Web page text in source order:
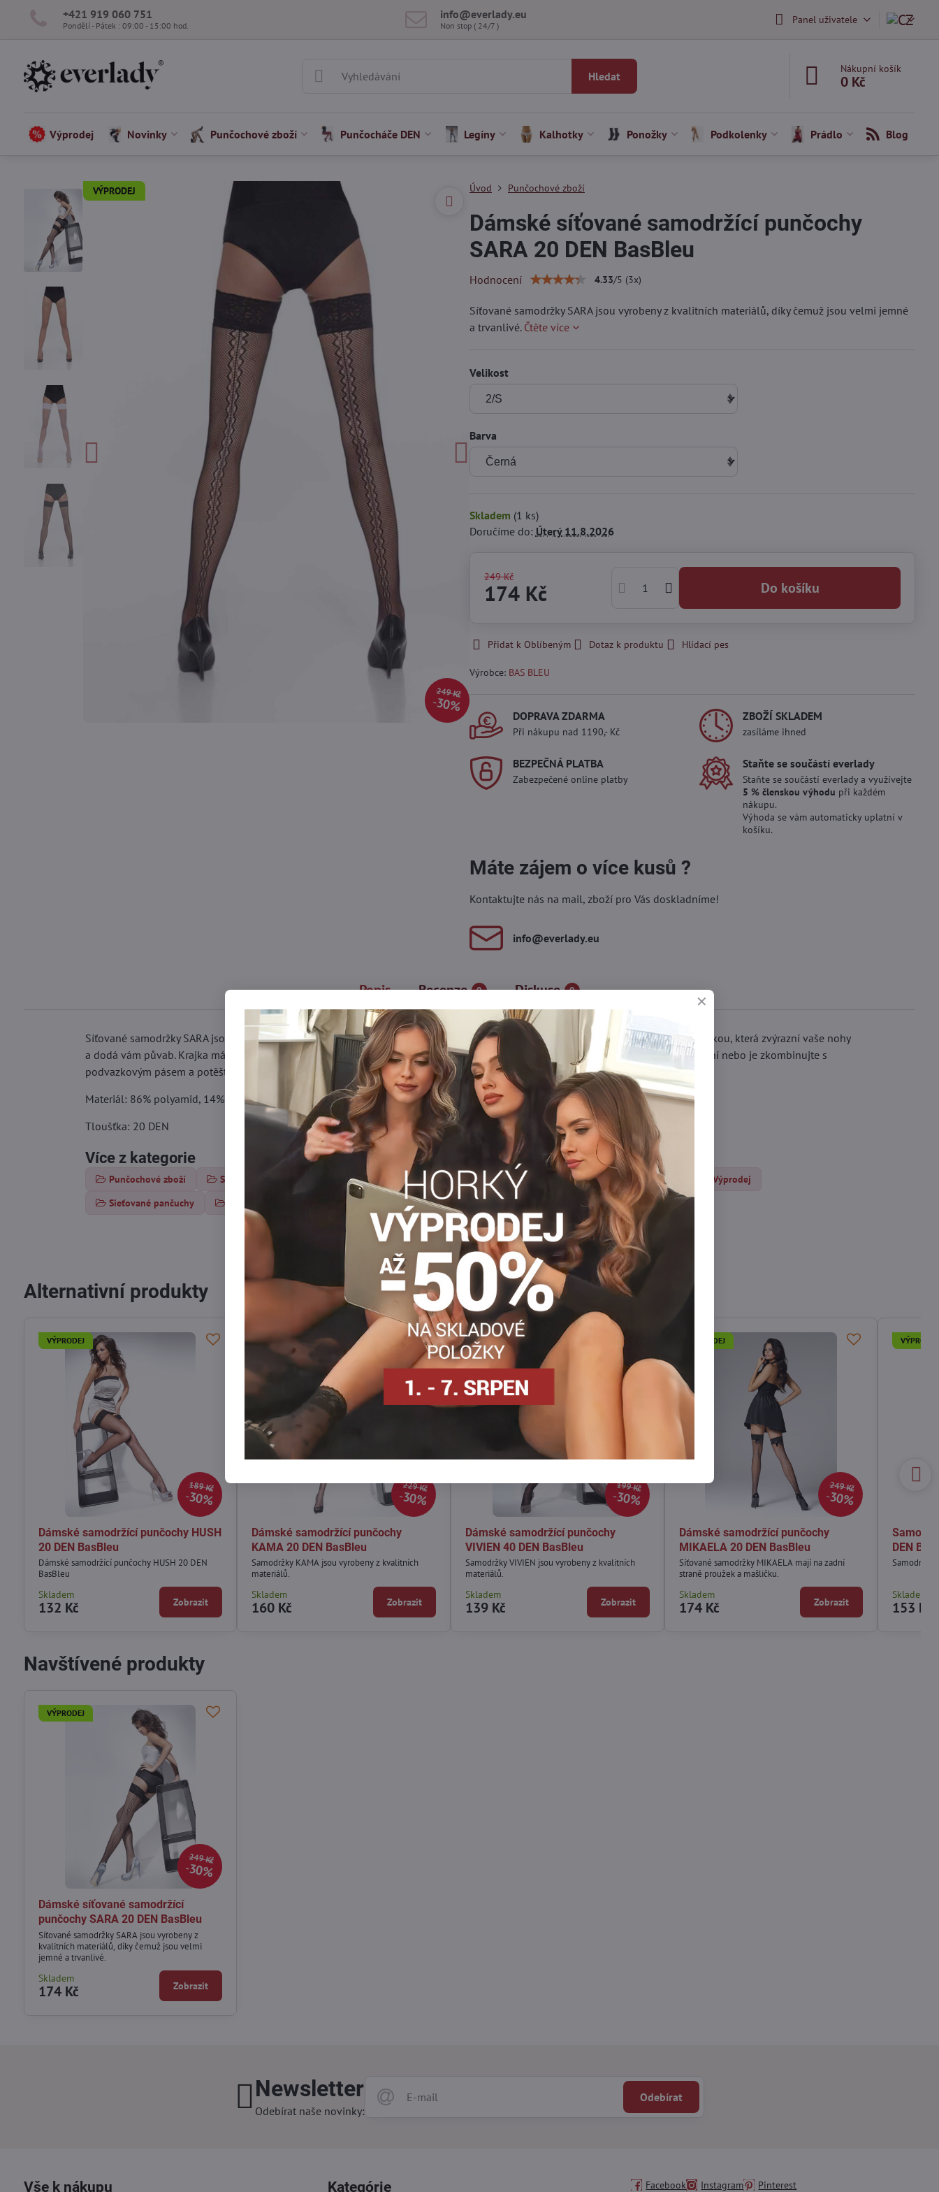
+421 919 060 751
Pondělí - Pátek : 09:00 - 15:00 hod.
info​@everlady​.eu
Non stop ( 24/7 ) Panel uživatele
Hledat
Nákupní košík
0 Kč
Výprodej Novinky Punčochové zboží Punčocháče DEN Legíny Kalhotky Ponožky Podkolenky Prádlo Blog
VÝPRODEJ
249 Kč
30%
Úvod Punčochové zboží
Dámské síťované samodržící punčochy
SARA 20 DEN BasBleu
Hodnocení 4.33/5 (3x)
Síťované samodržky SARA jsou vyrobeny z kvalitních materiálů, díky čemuž jsou velmi jemné
a trvanlivé. Čtěte více
Velikost
Barva
Skladem (1 ks)
Doručíme do: Úterý11.8.2026
249 Kč
174 Kč Do košíku
Přidat k Oblíbeným Dotaz k produktu Hlídací pes
Výrobce: BAS BLEU
DOPRAVA ZDARMA
Při nákupu nad 1190,- Kč
ZBOŽÍ SKLADEM
zasíláme ihned
BEZPEČNÁ PLATBA
Zabezpečené online platby
Staňte se součástí everlady
Staňte se součástí everlady a využívejte
5 % členskou výhodu při každém
nákupu.
Výhoda se vám automaticky uplatní v
košíku.
Máte zájem o více kusů ?
Kontaktujte nás na mail, zboží pro Vás doskladníme!
info​@everlady​.eu
Popis Recenze 0 Diskuse 0
Síťované samodržky SARA jsou vyrobeny z kvalitních materiálů, díky čemuž jsou velmi jemné a trvanlivé. Ozdobené jsou širokou krajkou, která zvýrazní vaše nohy
a dodá vám půvab. Krajka má z vnitřní strany silikonové pásky, které z nohy nekloužou. Punčochy jsou vhodné pro každodenní nošení nebo je zkombinujte s
podvazkovým pásem a potěšte svého partnera.
Materiál: 86% polyamid, 14% elastan
Tloušťka: 20 DEN
Více z kategorie
Punčochové zboží Samodržící punčochy Síťované punčochy Erotické punčochy Dámské punčocháče DEN
Výprodej
Sieťované pančuchy
Erotické pančuchy
FacebookTwitterBlueskyPinterestRedditLinkedInWhatsApp
E-
mail
Alternativní produkty
189 Kč
30%
VÝPRODEJ
Dámské samodržící punčochy HUSH
20 DEN BasBleu
Dámské samodržící punčochy HUSH 20 DEN
BasBleu
Skladem
132 Kč Zobrazit
229 Kč
30%
VÝPRODEJ
Dámské samodržící punčochy
KAMA 20 DEN BasBleu
Samodržky KAMA jsou vyrobeny z kvalitních
materiálů.
Skladem
160 Kč Zobrazit
199 Kč
30%
VÝPRODEJ
Dámské samodržící punčochy
VIVIEN 40 DEN BasBleu
Samodržky VIVIEN jsou vyrobeny z kvalitních
materiálů.
Skladem
139 Kč Zobrazit
249 Kč
30%
VÝPRODEJ
Dámské samodržící punčochy
MIKAELA 20 DEN BasBleu
Síťované samodržky MIKAELA mají na zadní
straně proužek a mašličku.
Skladem
174 Kč Zobrazit
VÝPRODEJ
DEN
Samodržky
Skladem
153 Kč
Navštívené produkty
249 Kč
30%
VÝPRODEJ
Dámské síťované samodržící
punčochy SARA 20 DEN BasBleu
Síťované samodržky SARA jsou vyrobeny z
kvalitních materiálů, díky čemuž jsou velmi
jemné a trvanlivé.
Skladem
174 Kč Zobrazit
Newsletter
Odebírat naše novinky:
Odebírat
Vše k nákupu Kategórie Facebook Instagram Pinterest